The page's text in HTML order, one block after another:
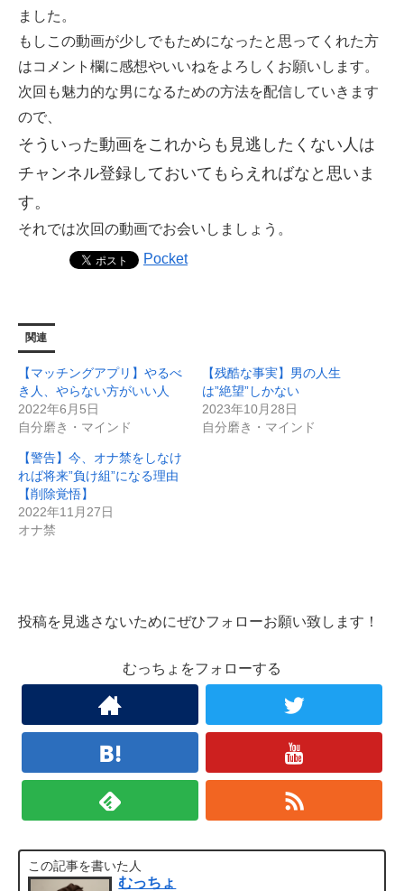
ました。
もしこの動画が少しでもためになったと思ってくれた方
はコメント欄に感想やいいねをよろしくお願いします。
次回も魅力的な男になるための方法を配信していきます
ので、
そういった動画をこれからも見逃したくない人は
チャンネル登録しておいてもらえればなと思いま
す。
それでは次回の動画でお会いしましょう。
Pocket
関連
【マッチングアプリ】やるべ
き人、やらない方がいい人
2022年6月5日
自分磨き・マインド
【残酷な事実】男の人生
は”絶望”しかない
2023年10月28日
自分磨き・マインド
【警告】今、オナ禁をしなけ
れば将来”負け組”になる理由
【削除覚悟】
2022年11月27日
オナ禁
投稿を見逃さないためにぜひフォローお願い致します！
むっちょをフォローする
この記事を書いた人
むっちょ